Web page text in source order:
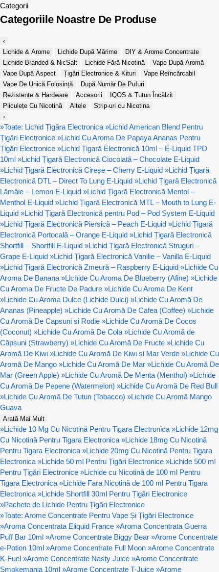
Categorii
Categoriile Noastre De Produse
‹
Lichide & Arome
Lichide După Mărime
DIY & Arome Concentrate
Lichide Branded & NicSalt
Lichide Fără Nicotină
Vape După Aromă
Vape După Aspect
Țigări Electronice & Kituri
Vape Reîncărcabil
Vape De Unică Folosință
După Număr De Pufuri
Rezistențe & Hardware
Accesorii
IQOS & Tutun Încălzit
Pliculețe Cu Nicotină
Altele
Strip-uri cu Nicotina
›
»Toate: Lichid Țigăra Electronica »Lichid American Blend Pentru
Țigări Electronice »Lichid Cu Aroma De Papaya Ananas Pentru
Țigări Electronice »Lichid Țigară Electronică 10ml – E-Liquid TPD
10ml »Lichid Țigară Electronică Ciocolată – Chocolate E-Liquid
»Lichid Țigară Electronică Cireșe – Cherry E-Liquid »Lichid Țigară
Electronică DTL – Direct To Lung E-Liquid »Lichid Țigară Electronică
Lămâie – Lemon E-Liquid »Lichid Țigară Electronică Mentol –
Menthol E-Liquid »Lichid Țigară Electronică MTL – Mouth to Lung E-
Liquid »Lichid Țigară Electronică pentru Pod – Pod System E-Liquid
»Lichid Țigară Electronică Piersică – Peach E-Liquid »Lichid Țigară
Electronică Portocală – Orange E-Liquid »Lichid Țigară Electronică
Shortfill – Shortfill E-Liquid »Lichid Țigară Electronică Struguri –
Grape E-Liquid »Lichid Țigară Electronică Vanilie – Vanilla E-Liquid
»Lichid Țigară Electronică Zmeură – Raspberry E-Liquid »Lichide Cu
Aroma De Banana »Lichide Cu Aroma De Blueberry (Afine) »Lichide
Cu Aroma De Fructe De Padure »Lichide Cu Aroma De Kent
»Lichide Cu Aroma Dulce (Lichide Dulci) »Lichide Cu Aromă De
Ananas (Pineapple) »Lichide Cu Aromă De Cafea (Coffee) »Lichide
Cu Aromă De Capsuni si Rodie »Lichide Cu Aromă De Cocos
(Coconut) »Lichide Cu Aromă De Cola »Lichide Cu Aromă de
Căpșuni (Strawberry) »Lichide Cu Aromă De Fructe »Lichide Cu
Aromă De Kiwi »Lichide Cu Aromă De Kiwi si Mar Verde »Lichide Cu
Aromă De Mango »Lichide Cu Aromă De Mar »Lichide Cu Aromă De
Mar (Green Apple) »Lichide Cu Aromă De Menta (Menthol) »Lichide
Cu Aromă De Pepene (Watermelon) »Lichide Cu Aromă De Red Bull
»Lichide Cu Aromă De Tutun (Tobacco) »Lichide Cu Aromă Mango
Guava
Arată Mai Mult
»Lichide 10 Mg Cu Nicotină Pentru Tigara Electronica »Lichide 12mg
Cu Nicotină Pentru Tigara Electronica »Lichide 18mg Cu Nicotină
Pentru Tigara Electronica »Lichide 20mg Cu Nicotină Pentru Tigara
Electronica »Lichide 50 ml Pentru Țigări Electronice »Lichide 500 ml
Pentru Țigări Electronice »Lichide cu Nicotină de 100 ml Pentru
Tigara Electronica »Lichide Fara Nicotină de 100 ml Pentru Tigara
Electronica »Lichide Shortfill 30ml Pentru Țigări Electronice
»Pachete de Lichide Pentru Țigări Electronice
»Toate: Arome Concentrate Pentru Vape Și Țigări Electronice
»Aroma Concentrata Eliquid France »Aroma Concentrata Guerra
Puff Bar 10ml »Arome Concentrate Biggy Bear »Arome Concentrate
e-Potion 10ml »Arome Concentrate Full Moon »Arome Concentrate
K-Fuel »Arome Concentrate Nasty Juice »Arome Concentrate
Smokemania 10ml »Arome Concentrate T-Juice »Arome